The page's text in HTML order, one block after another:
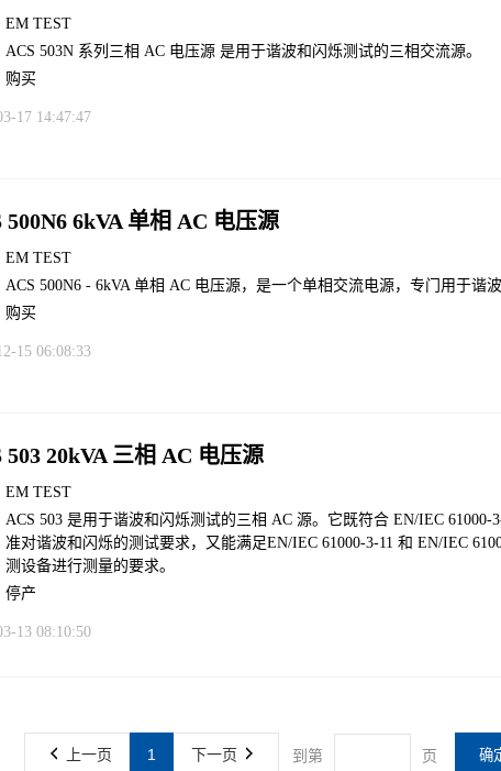
EM TEST
ACS 503N 系列三相 AC 电压源 是用于谐波和闪烁测试的三相交流源。
购买
17 14:47:47
500N6 6kVA 单相 AC 电压源
EM TEST
ACS 500N6 - 6kVA 单相 AC 电压源，是一个单相交流电源，专门用于谐波
购买
15 06:08:33
503 20kVA 三相 AC 电压源
EM TEST
ACS 503 是用于谐波和闪烁测试的三相 AC 源。它既符合 EN/IEC 61000-
准对谐波和闪烁的测试要求，又能满足EN/IEC 61000-3-11 和 EN/IEC
测设备进行测量的要求。
停产
13 08:10:50
上一页 1 下一页 到第 页 确